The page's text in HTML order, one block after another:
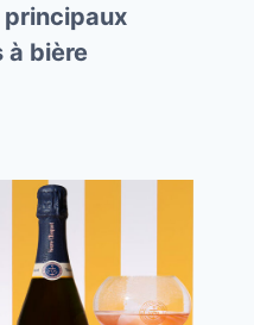
principaux
à bière